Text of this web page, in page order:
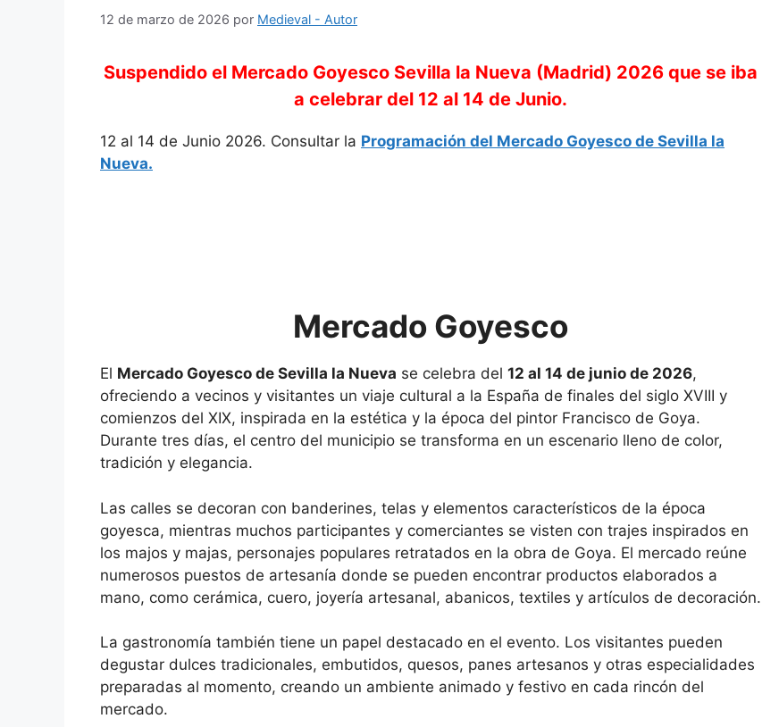
12 de marzo de 2026 por Medieval - Autor
Suspendido el Mercado Goyesco Sevilla la Nueva (Madrid) 2026 que se iba
a celebrar del 12 al 14 de Junio.
12 al 14 de Junio 2026. Consultar la Programación del Mercado Goyesco de Sevilla la
Nueva.
Mercado Goyesco
El Mercado Goyesco de Sevilla la Nueva se celebra del 12 al 14 de junio de 2026,
ofreciendo a vecinos y visitantes un viaje cultural a la España de finales del siglo XVIII y
comienzos del XIX, inspirada en la estética y la época del pintor Francisco de Goya.
Durante tres días, el centro del municipio se transforma en un escenario lleno de color,
tradición y elegancia.
Las calles se decoran con banderines, telas y elementos característicos de la época
goyesca, mientras muchos participantes y comerciantes se visten con trajes inspirados en
los majos y majas, personajes populares retratados en la obra de Goya. El mercado reúne
numerosos puestos de artesanía donde se pueden encontrar productos elaborados a
mano, como cerámica, cuero, joyería artesanal, abanicos, textiles y artículos de decoración.
La gastronomía también tiene un papel destacado en el evento. Los visitantes pueden
degustar dulces tradicionales, embutidos, quesos, panes artesanos y otras especialidades
preparadas al momento, creando un ambiente animado y festivo en cada rincón del
mercado.